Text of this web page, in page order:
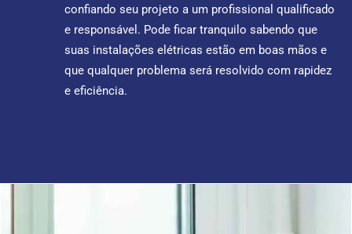
confiando seu projeto a um profissional qualificado
e responsável. Pode ficar tranquilo sabendo que
suas instalações elétricas estão em boas mãos e
que qualquer problema será resolvido com rapidez
e eficiência.